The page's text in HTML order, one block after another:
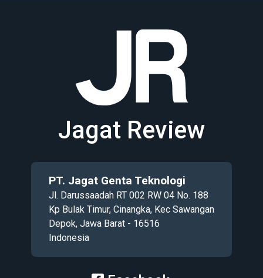
Jagat Review
PT. Jagat Genta Teknologi
Jl. Darussaadah RT 002 RW 04 No. 188
Kp Bulak Timur, Cinangka, Kec Sawangan
Depok, Jawa Barat - 16516
Indonesia